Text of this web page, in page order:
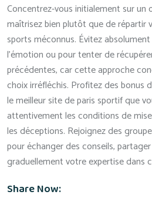
Concentrez-vous initialement sur un
maîtrisez bien plutôt que de répartir
sports méconnus. Évitez
l’émotion ou pour tenter de
précédentes, car cette approche
choix irréfléchis. Profitez des bonus
le meilleur site de paris sportif que
attentivement les conditions de
les déceptions. Rejoignez des
pour échanger des conseils,
graduellement votre expertise dans
Share Now: